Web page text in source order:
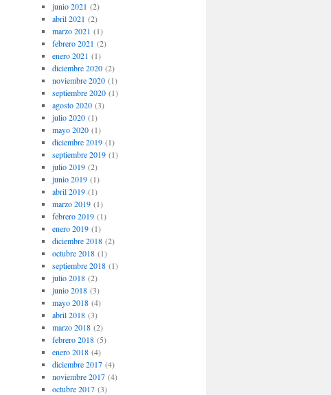
junio 2021 (2)
abril 2021 (2)
marzo 2021 (1)
febrero 2021 (2)
enero 2021 (1)
diciembre 2020(2)
noviembre 2020(1)
septiembre 2020(1)
agosto 2020(3)
julio 2020(1)
mayo 2020(1)
diciembre 2019(1)
septiembre 2019(1)
julio 2019(2)
junio 2019(1)
abril 2019(1)
marzo 2019(1)
febrero 2019(1)
enero 2019(1)
diciembre 2018(2)
octubre 2018(1)
septiembre 2018(1)
julio 2018(2)
junio 2018(3)
mayo 2018(4)
abril 2018(3)
marzo 2018(2)
febrero 2018(5)
enero 2018(4)
diciembre 2017(4)
noviembre 2017(4)
octubre 2017(3)